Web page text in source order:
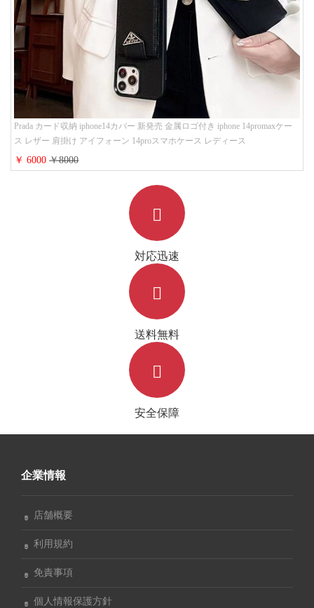
Prada カード収納 iphone14カバー 新発売 金属ロゴ付き iphone 14promaxケー
ス レザー 肩掛け アイフォーン 14proスマホケース レディース
￥ 6000￥8000
対応迅速
送料無料
安全保障
企業情報
店舗概要
利用規約
免責事項
個人情報保護方針